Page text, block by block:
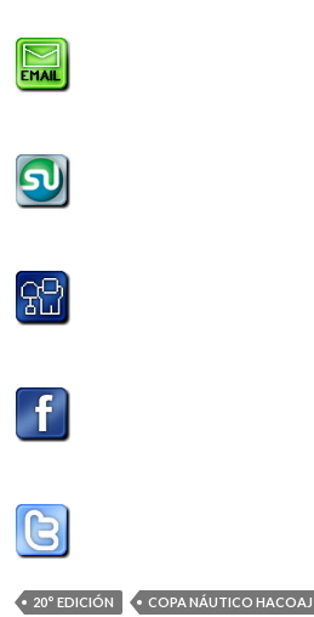
20° EDICIÓN COPA NÁUTICO HACOAJ